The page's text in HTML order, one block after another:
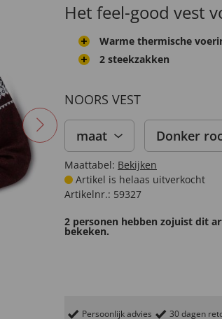
Het feel-good vest
Warme thermische
2 steekzakken
NOORS VEST
maat Donker
Maattabel: Bekijken
Artikel is helaas uitverkocht
Artikelnr.: 59327
2 personen hebben zojuist dit
bekeken.
Persoonlijk advies 30 dagen